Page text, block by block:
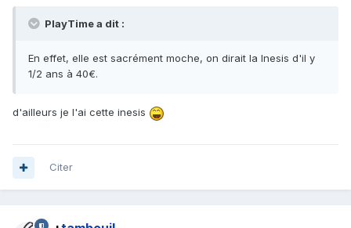
PlayTime a dit :
En effet, elle est sacrément moche, on dirait la Inesis d'il y
1/2 ans à 40€.
d'ailleurs je l'ai cette inesis
Citer